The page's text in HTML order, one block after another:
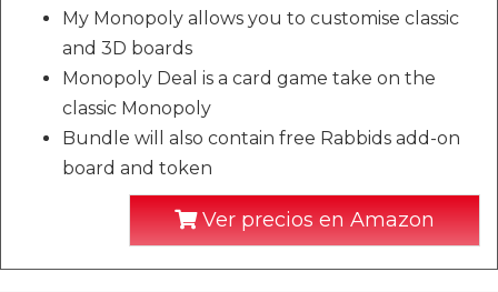
My Monopoly allows you to customise classic
and 3D boards
Monopoly Deal is a card game take on the
classic Monopoly
Bundle will also contain free Rabbids add-on
board and token
Ver precios en Amazon